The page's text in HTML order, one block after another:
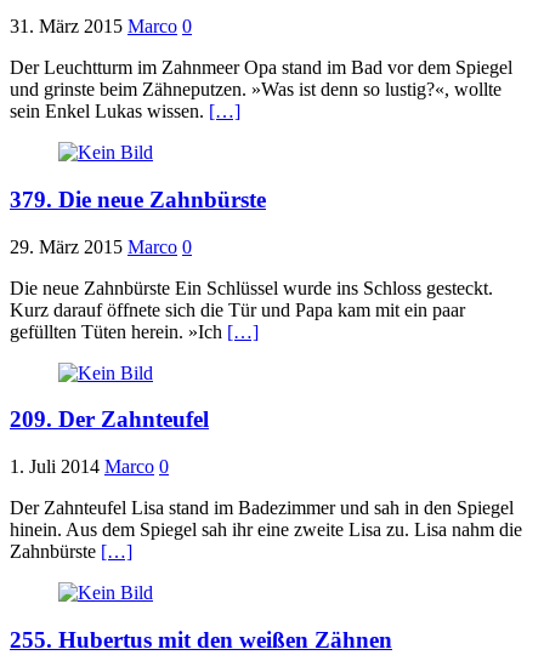
31. März 2015 Marco 0
Der Leuchtturm im Zahnmeer Opa stand im Bad vor dem Spiegel
und grinste beim Zähneputzen. »Was ist denn so lustig?«, wollte
sein Enkel Lukas wissen. […]
379. Die neue Zahnbürste
29. März 2015 Marco 0
Die neue Zahnbürste Ein Schlüssel wurde ins Schloss gesteckt.
Kurz darauf öffnete sich die Tür und Papa kam mit ein paar
gefüllten Tüten herein. »Ich […]
209. Der Zahnteufel
1. Juli 2014 Marco 0
Der Zahnteufel Lisa stand im Badezimmer und sah in den Spiegel
hinein. Aus dem Spiegel sah ihr eine zweite Lisa zu. Lisa nahm die
Zahnbürste […]
255. Hubertus mit den weißen Zähnen